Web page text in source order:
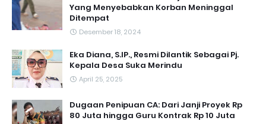
Yang Menyebabkan Korban Meninggal
Ditempat
Desember 18, 2024
Eka Diana, S.IP., Resmi Dilantik Sebagai Pj.
Kepala Desa Suka Merindu
April 25, 2025
Dugaan Penipuan CA: Dari Janji Proyek Rp
80 Juta hingga Guru Kontrak Rp 10 Juta